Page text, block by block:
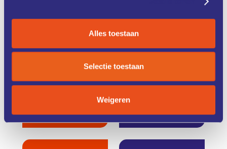
Alles toestaan
Selectie toestaan
Weigeren
TRAINING
FINANCIERING